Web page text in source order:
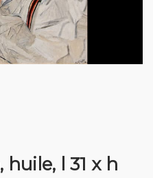
, huile, l 31 x h